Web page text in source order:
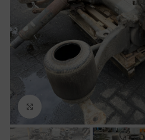
Click to enlarge